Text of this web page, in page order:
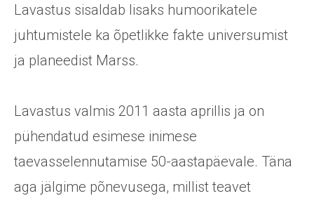
Lavastus sisaldab lisaks humoorikatele
juhtumistele ka õpetlikke fakte universumist
ja planeedist Marss.
Lavastus valmis 2011 aasta aprillis ja on
pühendatud esimese inimese
taevasselennutamise 50-aastapäevale. Täna
aga jälgime põnevusega, millist teavet